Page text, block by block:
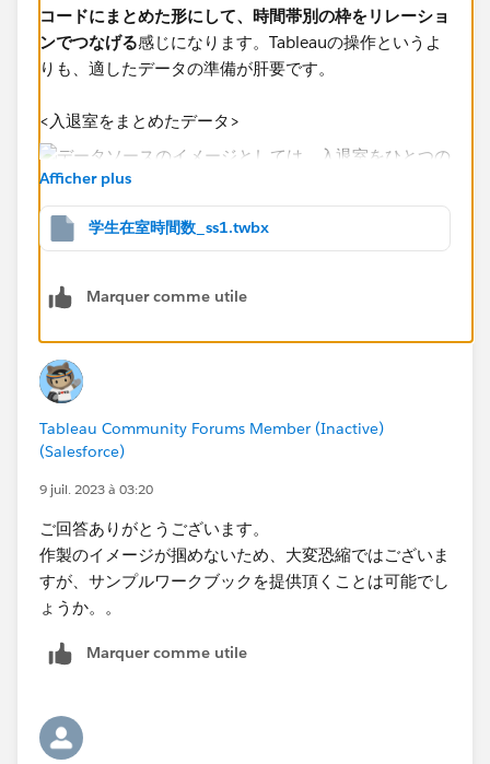
コードにまとめた形にして、時間帯別の枠をリレーショ
ンでつなげる感じになります。Tableauの操作というよ
りも、適したデータの準備が肝要です。
<入退室をまとめたデータ>
<時間帯の枠>
<データソース>
リレーションの設定は、入室から退室までの間に一瞬で
も引っかかっていれば、その時間帯はその部屋にいた扱
いにしています。例えば次の図のように11時41分から
12時3分まで部屋にいたときは、11時台と12時台にカ
Afficher plus
学生在室時間数_ss1.twbx
Marquer comme utile
Tableau Community Forums Member (Inactive)
(Salesforce)
9 juil. 2023 à 03:20
ご回答ありがとうございます。
作製のイメージが掴めないため、大変恐縮ではございま
すが、サンプルワークブックを提供頂くことは可能でし
ょうか。。
Marquer comme utile